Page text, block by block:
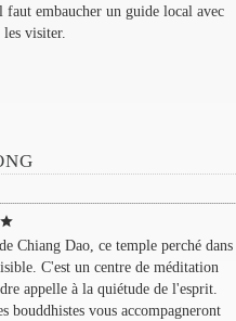
faut embaucher un guide local avec
visiter.
star
Chiang Dao, ce temple perché dans
C'est un centre de méditation
appelle à la quiétude de l'esprit.
bouddhistes vous accompagneront